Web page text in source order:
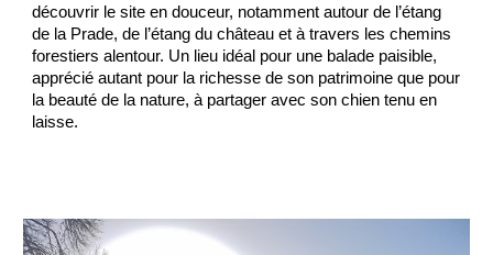
découvrir le site en douceur, notamment autour de l’étang
de la Prade, de l’étang du château et à travers les chemins
forestiers alentour. Un lieu idéal pour une balade paisible,
apprécié autant pour la richesse de son patrimoine que pour
la beauté de la nature, à partager avec son chien tenu en
laisse.